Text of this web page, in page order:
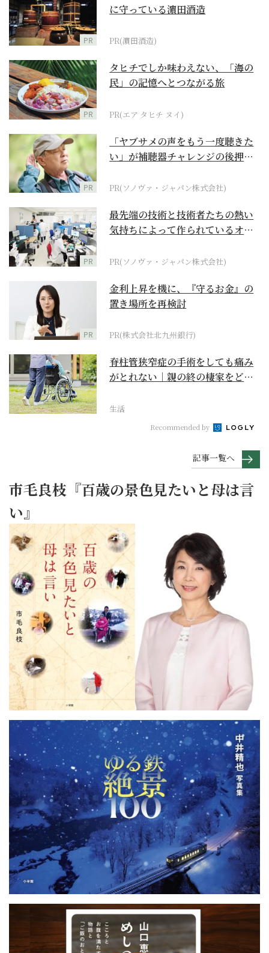
PR
に守っている濵田酒造
PR(濵田酒造)
PR
タヒチでしか味わえない、「海の
民」の記憶へとつながる旅
PR(エア タヒチ ヌイ)
PR
「ヤブサメの声をもう一度聴きた
い」が補聴器チャレンジの後押し
PR(ソノヴァ・ジャパン株式会社)
PR
最先端の技術と技術者たちの熱い
気持ちによって作られているオー
PR(ソノヴァ・ジャパン株式会社)
PR
金利上昇を機に、『守るお金』の
置き場所を再検討
PR(株式会社北九州銀行)
脊柱管狭窄症の手術をしても痛み
がとれない｜親の終の棲家をどう
生活
Recommended by
記事一覧へ
市毛良枝『百歳の景色見たいと母は言
い』